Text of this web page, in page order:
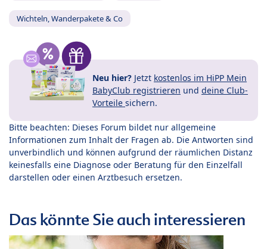
Wichteln, Wanderpakete & Co
Neu hier? Jetzt kostenlos im HiPP Mein
BabyClub registrieren und deine Club-
Vorteile sichern.
Bitte beachten: Dieses Forum bildet nur allgemeine
Informationen zum Inhalt der Fragen ab. Die Antworten sind
unverbindlich und können aufgrund der räumlichen Distanz
keinesfalls eine Diagnose oder Beratung für den Einzelfall
darstellen oder einen Arztbesuch ersetzen.
Das könnte Sie auch interessieren